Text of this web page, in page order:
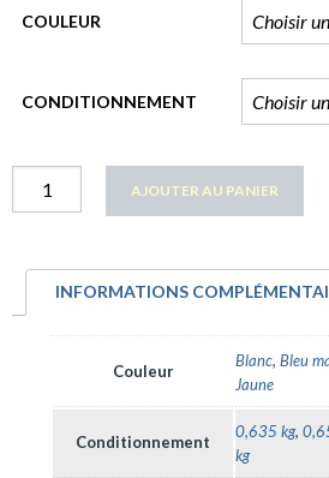
COULEUR
CONDITIONNEMENT
quantité
Maker
Paint
AJOUTER AU PANIER
INFORMATIONS
Couleur
Blanc, Bleu
Jaune
Conditionnement
0,635 kg,
kg